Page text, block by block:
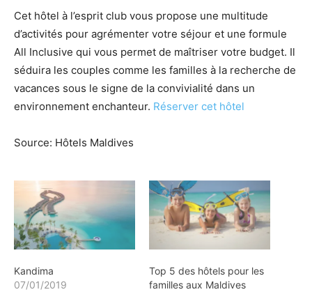
Cet hôtel à l’esprit club vous propose une multitude
d’activités pour agrémenter votre séjour et une formule
All Inclusive qui vous permet de maîtriser votre budget. Il
séduira les couples comme les familles à la recherche de
vacances sous le signe de la convivialité dans un
environnement enchanteur. Réserver cet hôtel
Source: Hôtels Maldives
Kandima
07/01/2019
Top 5 des hôtels pour les
familles aux Maldives